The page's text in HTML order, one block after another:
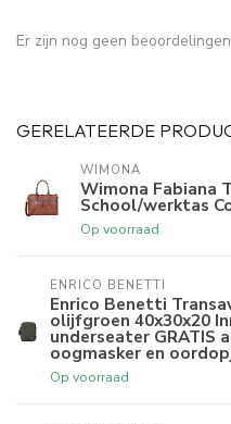
Er zijn nog geen
GERELATEERDE
WIMONA
Wimona Fabiana
School/werktas
Op voorraad
ENRICO BENETTI
Enrico Benetti
olijfgroen 40x30x20
underseater GRATIS
oogmasker en
Op voorraad